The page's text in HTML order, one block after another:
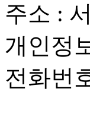
주소 :
개인정
전화번